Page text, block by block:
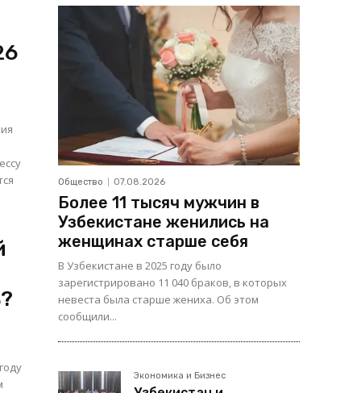
Общество 07.08.2026
Более 11 тысяч мужчин в
Узбекистане женились на
женщинах старше себя
В Узбекистане в 2025 году было
зарегистрировано 11 040 браков, в которых
невеста была старше жениха. Об этом
сообщили...
Экономика и Бизнес